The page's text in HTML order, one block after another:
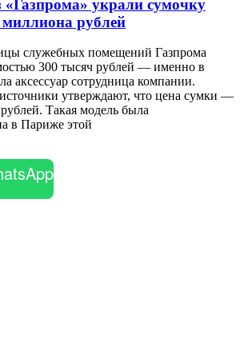
украли сумочку
рублей
служебных помещений Газпрома
300 тысяч рублей — именно в
аксессуар сотрудница компании.
утверждают, что цена сумки —
Такая модель была
в Париже этой